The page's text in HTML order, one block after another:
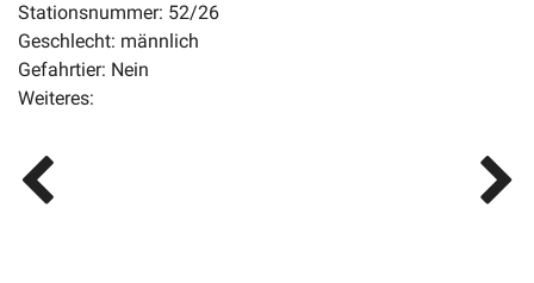
Stationsnummer: 52/26
Geschlecht: männlich
Gefahrtier: Nein
Weiteres: